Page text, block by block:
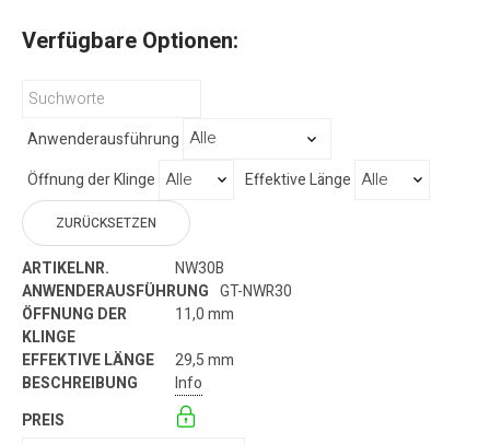
Verfügbare Optionen:
Anwenderausführung
Öffnung der Klinge
Effektive Länge
ZURÜCKSETZEN
NW30B
GT-NWR30
11,0 mm
29,5 mm
Info